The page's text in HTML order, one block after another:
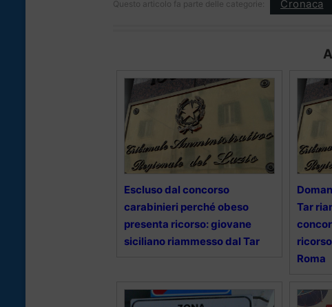
Questo articolo fa parte delle categorie: Cronaca
Escluso dal concorso
carabinieri perché obeso
presenta ricorso: giovane
siciliano riammesso dal Tar
Tar
Roma